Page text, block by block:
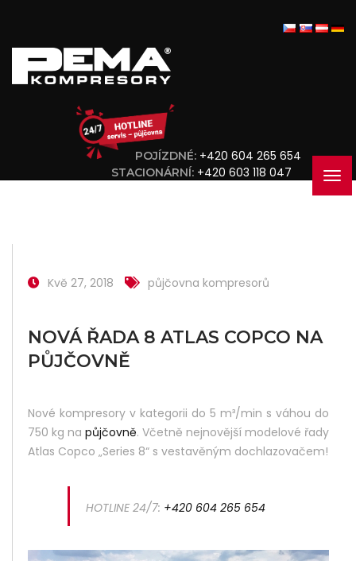
POJÍZDNÉ: +420 604 265 654
STACIONÁRNÍ: +420 603 118 047
Kvě 27, 2018 půjčovna kompresorů
NOVÁ ŘADA 8 ATLAS COPCO NA
PŮJČOVNĚ
Nové kompresory v kategorii do 5 m³/min s váhou do
750 kg na půjčovně. Včetně nejnovější modelové řady
Atlas Copco „Series 8“ s vestavěným dochlazovačem!
HOTLINE 24/7: +420 604 265 654